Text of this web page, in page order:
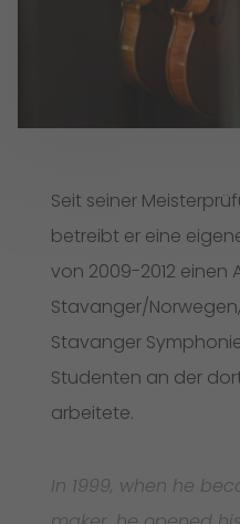
Seit seiner
betreibt er eine
von 2009-2012 einen
Stavanger/
Stavanger
Studenten an der
arbeitete.
In 1999, when he